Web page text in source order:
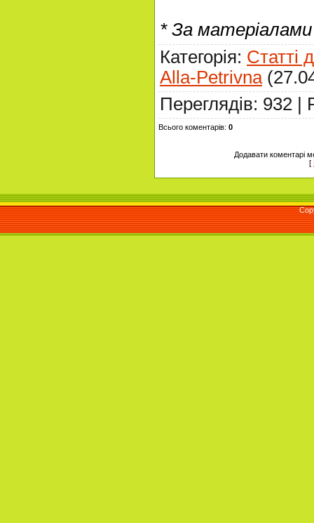
* За
Категорія: Статті
Alla-Petrivna
Переглядів: 932 |
Всього коментарів: 0
Додавати коментарі
[